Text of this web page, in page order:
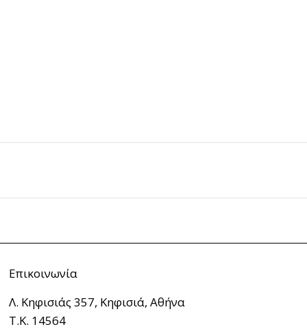
Επικοινωνία
Λ. Κηφισιάς 357, Κηφισιά, Αθήνα
Τ.Κ. 14564